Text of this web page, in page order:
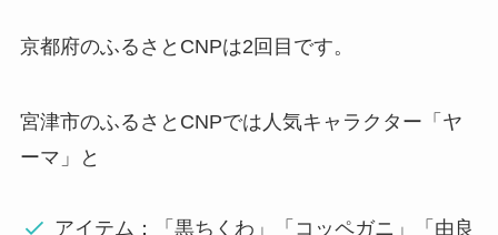
京都府のふるさとCNPは2回目です。
宮津市のふるさとCNPでは人気キャラクター「ヤ
ーマ」と
アイテム：「黒ちくわ」「コッペガニ」「由良